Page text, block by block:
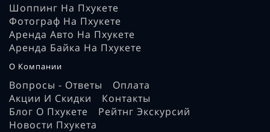
Шоппинг На Пхукете
Фотограф На Пхукете
Аренда Авто На Пхукете
Аренда Байка На Пхукете
О Компании
Вопросы - Ответы
Оплата
Акции И Скидки
Контакты
Блог О Пхукете
Рейтнг Экскурсий
Новости Пхукета